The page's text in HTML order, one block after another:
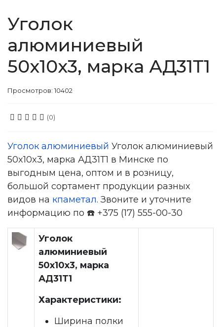
Уголок
алюминиевый
50x10x3, марка АД31Т1
Просмотров: 10402
(0)
Уголок алюминиевый Уголок алюминиевый
50x10x3, марка АД31Т1 в Минске по
выгодным цена, оптом и в розницу,
большой сортамент продукции разных
видов на кпаметал. Звоните и уточните
информацию по ☎️ +375 (17) 555-00-30
Уголок
алюминиевый
50x10x3, марка
АД31Т1
Характеристики:
Ширина полки